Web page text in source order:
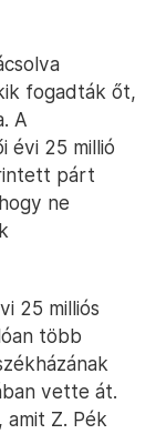
fogadták őt,
A
évi 25 millió
párt
ne
25 milliós
több
vette át.
Z. Pék